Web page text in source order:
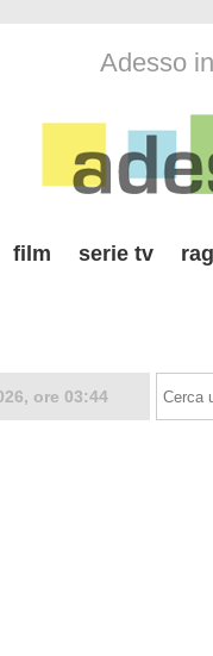
Adesso
film serie tv
ore 03:44